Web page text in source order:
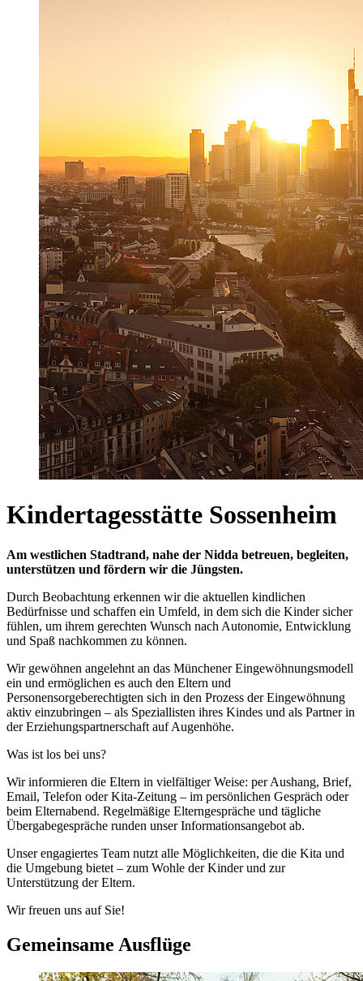
Kindertagesstätte Sossenheim
Am westlichen Stadtrand, nahe der Nidda betreuen, begleiten,
unterstützen und fördern wir die Jüngsten.
Durch Beobachtung erkennen wir die aktuellen kindlichen
Bedürfnisse und schaffen ein Umfeld, in dem sich die Kinder sicher
fühlen, um ihrem gerechten Wunsch nach Autonomie, Entwicklung
und Spaß nachkommen zu können.
Wir gewöhnen angelehnt an das Münchener Eingewöhnungsmodell
ein und ermöglichen es auch den Eltern und
Personensorgeberechtigten sich in den Prozess der Eingewöhnung
aktiv einzubringen – als Speziallisten ihres Kindes und als Partner in
der Erziehungspartnerschaft auf Augenhöhe.
Was ist los bei uns?
Wir informieren die Eltern in vielfältiger Weise: per Aushang, Brief,
Email, Telefon oder Kita-Zeitung – im persönlichen Gespräch oder
beim Elternabend. Regelmäßige Elterngespräche und tägliche
Übergabegespräche runden unser Informationsangebot ab.
Unser engagiertes Team nutzt alle Möglichkeiten, die die Kita und
die Umgebung bietet – zum Wohle der Kinder und zur
Unterstützung der Eltern.
Wir freuen uns auf Sie!
Gemeinsame Ausflüge